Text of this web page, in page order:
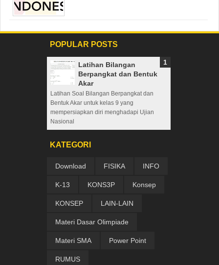
POPULAR POSTS
Latihan Bilangan
Berpangkat dan Bentuk
Akar
Latihan Soal Bilangan Berpangkat dan
Bentuk Akar untuk kelas 9 yang
mempersiapkan diri menghadapi Ujian
Nasional
KATEGORI
Download FISIKA INFO
K-13 KONS3P Konsep
KONSEP LAIN-LAIN
Materi Dasar Olimpiade
Materi SMA Power Point
RUMUS